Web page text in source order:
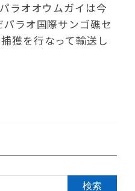
ラオオウムガイは今
ラオ国際サンゴ礁セ
獲を行なって輸送し